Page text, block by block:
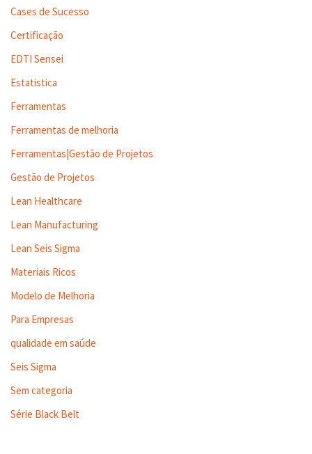
Cases de Sucesso
Certificação
EDTI Sensei
Estatistica
Ferramentas
Ferramentas de melhoria
Ferramentas|Gestão de Projetos
Gestão de Projetos
Lean Healthcare
Lean Manufacturing
Lean Seis Sigma
Materiais Ricos
Modelo de Melhoria
Para Empresas
qualidade em saúde
Seis Sigma
Sem categoria
Série Black Belt